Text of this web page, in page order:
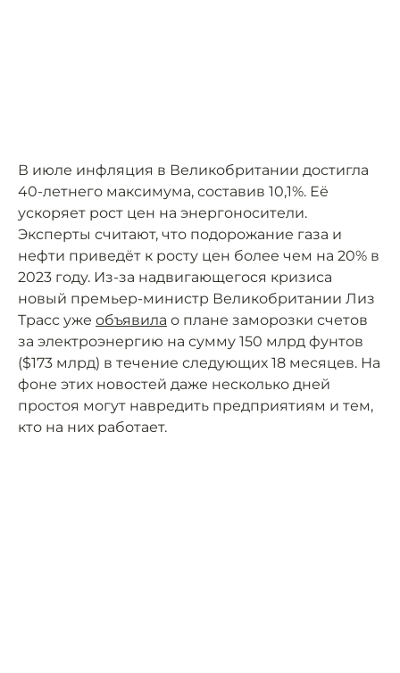
В июле инфляция в Великобритании достигла
40-летнего максимума, составив 10,1%. Её
ускоряет рост цен на энергоносители.
Эксперты считают, что подорожание газа и
нефти приведёт к росту цен более чем на 20% в
2023 году. Из-за надвигающегося кризиса
новый премьер-министр Великобритании Лиз
Трасс уже объявила о плане заморозки счетов
за электроэнергию на сумму 150 млрд фунтов
($173 млрд) в течение следующих 18 месяцев. На
фоне этих новостей даже несколько дней
простоя могут навредить предприятиям и тем,
кто на них работает.